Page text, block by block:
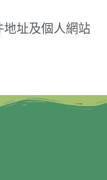
地址及個人網站